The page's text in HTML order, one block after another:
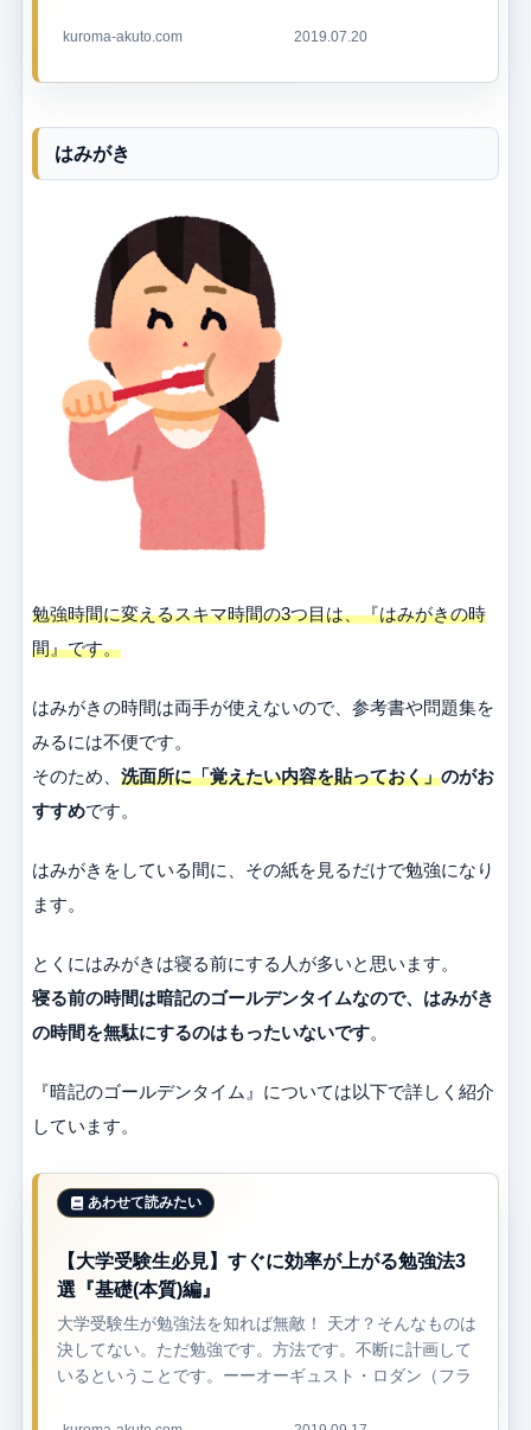
る...
kuroma-akuto.com 2019.07.20
はみがき
勉強時間に変えるスキマ時間の3つ目は、『はみがきの時
間』です。
はみがきの時間は両手が使えないので、参考書や問題集を
みるには不便です。
そのため、 洗面所に「覚えたい内容を貼っておく」のがお
すすめです。
はみがきをしている間に、その紙を見るだけで勉強になり
ます。
とくにはみがきは寝る前にする人が多いと思います。
寝る前の時間は暗記のゴールデンタイムなので、はみがき
の時間を無駄にするのはもったいないです。
『暗記のゴールデンタイム』については以下で詳しく紹介
しています。
【大学受験生必見】すぐに効率が上がる勉強法3
選『基礎(本質)編』
大学受験生が勉強法を知れば無敵！ 天才？そんなものは
決してない。ただ勉強です。方法です。不断に計画して
いるということです。ーーオーギュスト・ロダン（フラ